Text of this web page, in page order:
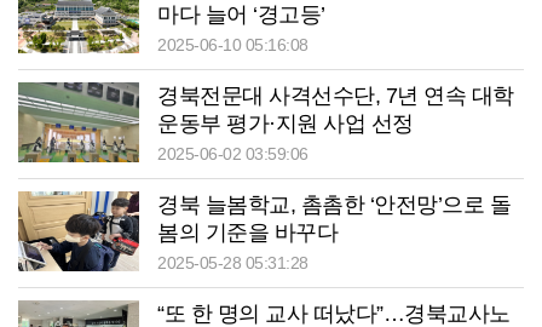
마다 늘어 ‘경고등’
2025-06-10 05:16:08
경북전문대 사격선수단, 7년 연속 대학
운동부 평가·지원 사업 선정
2025-06-02 03:59:06
경북 늘봄학교, 촘촘한 ‘안전망’으로 돌
봄의 기준을 바꾸다
2025-05-28 05:31:28
“또 한 명의 교사 떠났다”…경북교사노